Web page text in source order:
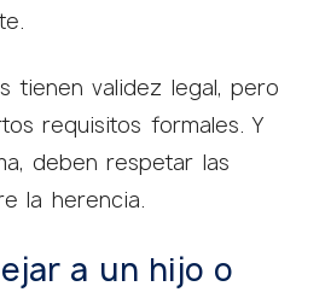
tienen validez legal, pero
requisitos formales. Y
deben respetar las
la herencia.
a un hijo o